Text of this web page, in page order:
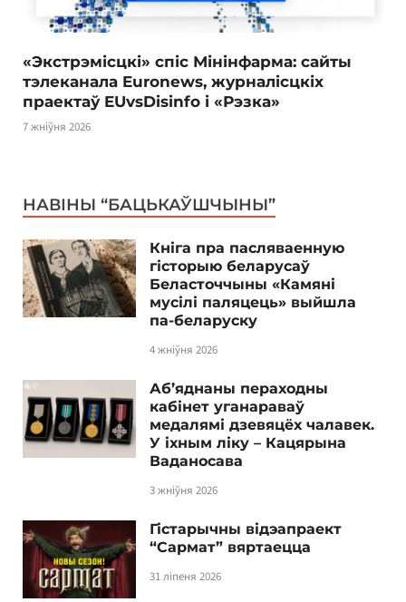
«Экстрэмісцкі» спіс Мінінфарма: сайты
тэлеканала Euronews, журналісцкіх
праектаў EUvsDisinfo і «Рэзка»
7 жніўня 2026
НАВІНЫ “БАЦЬКАЎШЧЫНЫ”
Кніга пра пасляваенную
гісторыю беларусаў
Беласточчыны «Камяні
мусілі паляцець» выйшла
па-беларуску
4 жніўня 2026
Аб’яднаны пераходны
кабінет уганараваў
медалямі дзевяцёх чалавек.
У іхным ліку – Кацярына
Ваданосава
3 жніўня 2026
Гістарычны відэапраект
“Сармат” вяртаецца
31 ліпеня 2026